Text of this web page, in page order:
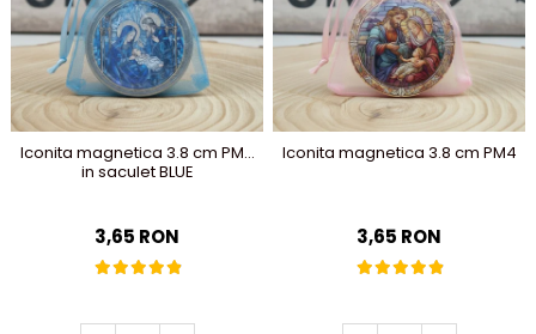
Meniuri & nr de BOTEZ
Plicuri si cartoane pentru
INVITATII
TAVA pentru MOT
Cruciulite de BOTEZ
Baloane & decoratiuni BOTEZ
Trusouri & Lumanari Botez
Pahare Miri & Nasi
Cocarde nunta
Inmormatare/pomana
Meniuri pentru NUNTA
Decoratiuni NUNTA
Iconita magnetica 3.8 cm PM2
in saculet BLUE
3,65 RON
Iconita magnetica 3.8 cm PM4
3,65 RON